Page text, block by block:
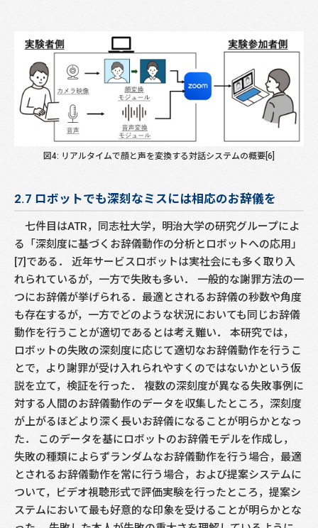
図4: リアルタイムで顔と声を変換する対話システムの概要[6]
2.7 ロボットでも深刻なミスには相応のお辞儀を
七件目はATR，同志社大学，明治大学の研究グループによ
る「深刻度に基づくお辞儀動作の分析とロボットへの応用」
[7]である． 近年サービスロボットは実社会にも多く取り入
れられているが，一方で失敗も多い． 一般的な謝罪方法の一
つにお辞儀が挙げられる．最適とされるお辞儀の秒数や角度
も存在するが，一方でどのような状況においても同じお辞儀
動作を行うことが適切であるとは考え難い． 本研究では，
ロボットの失敗の深刻度に応じて適切なお辞儀動作を行うこ
とで，より謝罪が受け入れられやすくのではないかという仮
説を立て，検証を行った． 複数の深刻度が異なる失敗事例に
対する人間のお辞儀動作のデータを収集したところ，深刻度
が上がるほどより深く長いお辞儀になることが明らかとなっ
た． このデータを基にロボットのお辞儀モデルを作成し，
失敗の種類によらずランダムなお辞儀動作を行う場合，最適
とされるお辞儀動作を常に行う場合，および提案システムに
ついて，ビデオ視聴形式で評価実験を行ったところ，提案シ
ステムにおいて最も好意的な印象を受けることが明らかとな